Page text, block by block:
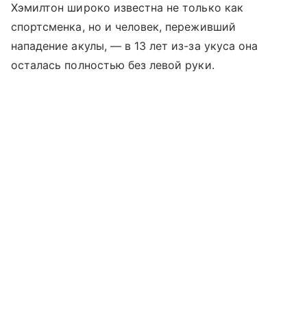
Хэмилтон широко известна не только как
спортсменка, но и человек, переживший
нападение акулы, — в 13 лет из-за укуса она
осталась полностью без левой руки.